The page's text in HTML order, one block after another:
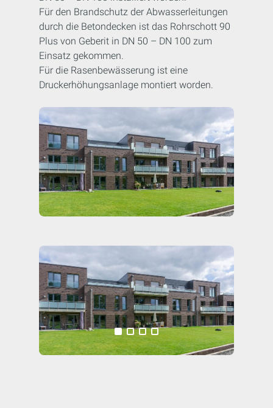
Für den Brandschutz der Abwasserleitungen
durch die Betondecken ist das Rohrschott 90
Plus von Geberit in DN 50 – DN 100 zum
Einsatz gekommen.
Für die Rasenbewässerung ist eine
Druckerhöhungsanlage montiert worden.
Alle Medien anzeigen